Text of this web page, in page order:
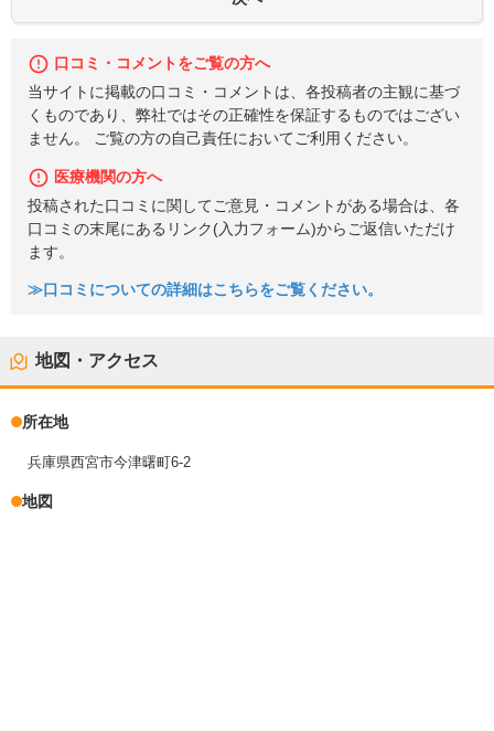
口コミ・コメントをご覧の方へ
当サイトに掲載の口コミ・コメントは、各投稿者の主観に基づ
くものであり、弊社ではその正確性を保証するものではござい
ません。 ご覧の方の自己責任においてご利用ください。
医療機関の方へ
投稿された口コミに関してご意見・コメントがある場合は、各
口コミの末尾にあるリンク(入力フォーム)からご返信いただけ
ます。
≫口コミについての詳細はこちらをご覧ください。
地図・アクセス
所在地
兵庫県西宮市今津曙町6-2
地図